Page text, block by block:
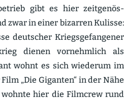
gibt es hier zeitge­nös­
zwar in einer bizarren Kulisse:
deutscher Kriegs­ge­fan­gener
dienen vornehmlich als
wohnt es sich wiederum im
„Die Giganten“ in der Nähe
hier die Filmcrew rund